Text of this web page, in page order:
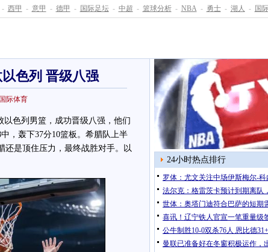
- 西甲 - 意甲 - 德甲 - 国际足坛 - 中超 - 篮球分析 - NBA - 勇士 - 湖人 - 国
色列 晋级八强
际体育
色列男篮，成功晋级八强，他们
，轰下37分10篮板。希腊队上半
还是顶住压力，最终战胜对手。以
24小时热点排行
罗体：尤文关注中场伊斯梅尔-
法尔克：格雷茨卡预计到期离队
世体：奥塔门迪符合巴萨的短期
喜讯！辽宁铁人官宣一笔重量级
公牛制胜10-0双杀76人 恩比德
曼联已准备好在冬窗积极运作，